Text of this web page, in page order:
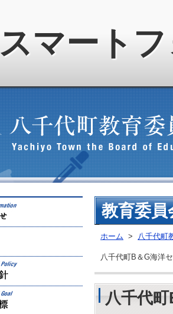
スマート
お知らせ
教育方針
教育目標
教育委員
ホーム > 八千代町
八千代町B＆G海洋
八千代